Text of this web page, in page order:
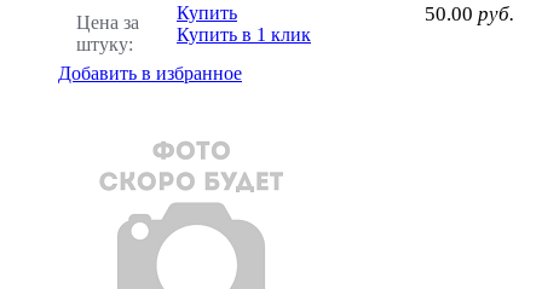
Цена за
штуку:
50.00 руб.
Купить
Купить в 1 клик
Добавить в избранное